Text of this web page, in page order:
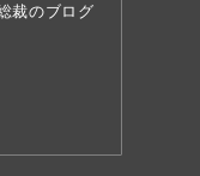
裁のブログ